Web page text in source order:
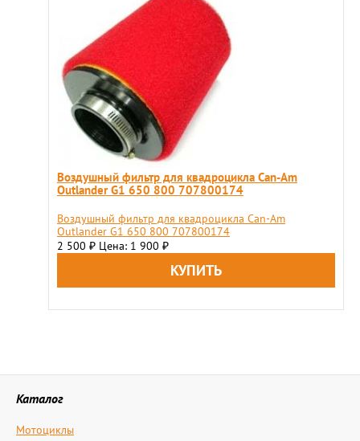
Воздушный фильтр для квадроцикла Can-Am
Outlander G1 650 800 707800174
Воздушный фильтр для квадроцикла Can-Am
Outlander G1 650 800 707800174
2 500 ₽ Цена: 1 900 ₽
Каталог
Мотоциклы